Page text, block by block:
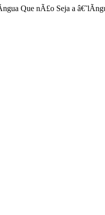
Que nÃ£o Seja a